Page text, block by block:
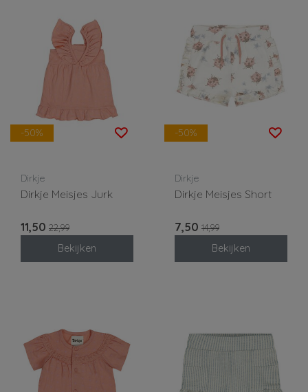
-50%
Dirkje
Dirkje Meisjes Jurk
11,50 22,99
Bekijken
-50%
Dirkje
Dirkje Meisjes Short
7,50 14,99
Bekijken